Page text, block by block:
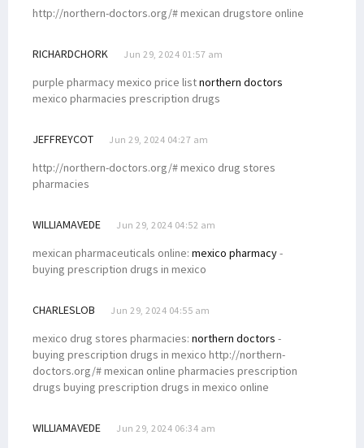
http://northern-doctors.org/# mexican drugstore online
RICHARDCHORK Jun 29, 2024 01:57 am
purple pharmacy mexico price listnorthern doctors
mexico pharmacies prescription drugs
JEFFREYCOT Jun 29, 2024 04:27 am
http://northern-doctors.org/# mexico drug stores
pharmacies
WILLIAMAVEDE Jun 29, 2024 04:52 am
mexican pharmaceuticals online: mexico pharmacy-
buying prescription drugs in mexico
CHARLESLOB Jun 29, 2024 04:55 am
mexico drug stores pharmacies: northern doctors -
buying prescription drugs in mexico http://northern-
doctors.org/# mexican online pharmacies prescription
drugs buying prescription drugs in mexico online
WILLIAMAVEDE Jun 29, 2024 06:34 am